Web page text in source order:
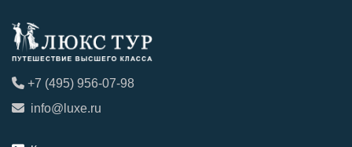
+7 (495) 956-07-98
info@luxe.ru